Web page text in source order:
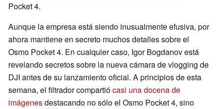
Pocket 4.
Aunque la empresa está siendo inusualmente efusiva, por
ahora mantiene en secreto muchos detalles sobre el
Osmo Pocket 4. En cualquier caso, Igor Bogdanov está
revelando secretos sobre la nueva cámara de vlogging de
DJI antes de su lanzamiento oficial. A principios de esta
semana, el filtrador compartiócasi una docena de
imágenesdestacando no sólo el Osmo Pocket 4, sino